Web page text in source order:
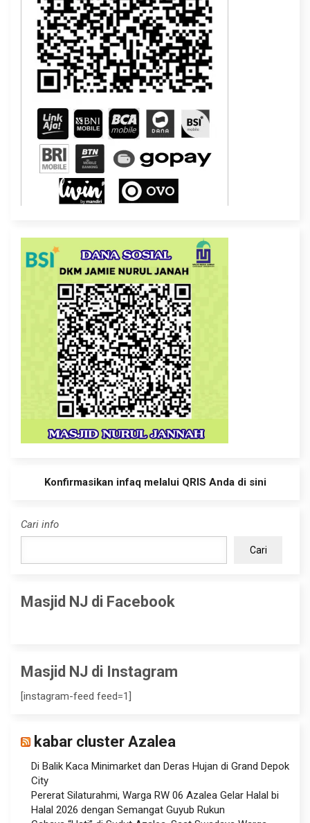
Konfirmasikan infaq melalui QRIS Anda di sini
Cari info
Cari
Masjid NJ di Facebook
Masjid NJ di Instagram
[instagram-feed feed=1]
kabar cluster Azalea
Di Balik Kaca Minimarket dan Deras Hujan di Grand Depok
City
Pererat Silaturahmi, Warga RW 06 Azalea Gelar Halal bi
Halal 2026 dengan Semangat Guyub Rukun